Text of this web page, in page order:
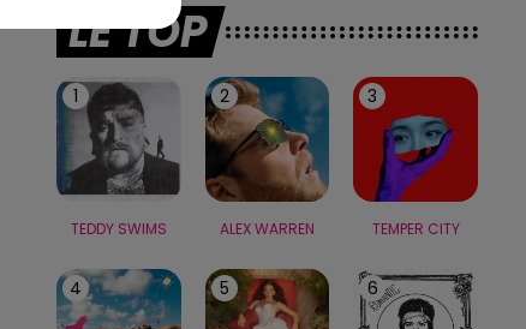
LE TOP
1
TEDDY SWIMS
2
ALEX WARREN
3
TEMPER CITY
4 5 6